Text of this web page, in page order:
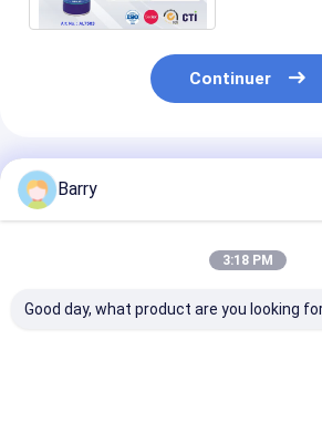
Continuer
Produits Recommandés
Barry
3:18 PM
Good day, what product are you looking